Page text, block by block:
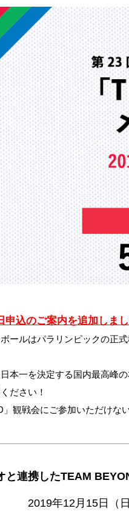
込のご案内を追加しまし
ールはパラリンピックの正
本一を決定する国内最高峰
ださい！
観戦会にご参加いただけな
連携したTEAM
2019年12月15日（